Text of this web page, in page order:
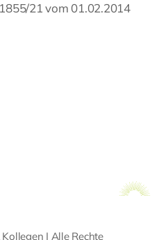
21 vom 01.02.2014
| Alle Rechte